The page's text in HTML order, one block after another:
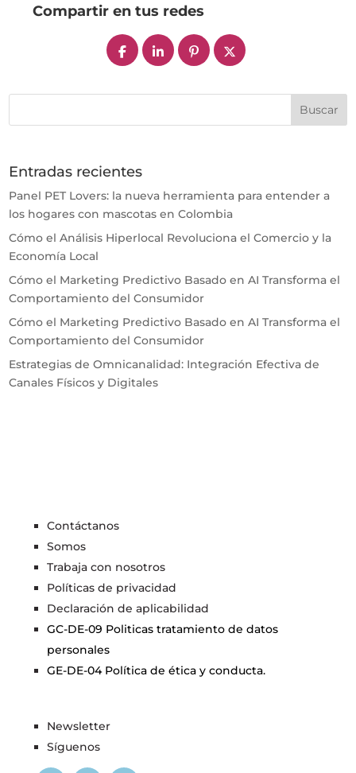
Compartir en tus redes
Entradas recientes
Panel PET Lovers: la nueva herramienta para entender a
los hogares con mascotas en Colombia
Cómo el Análisis Hiperlocal Revoluciona el Comercio y la
Economía Local
Cómo el Marketing Predictivo Basado en AI Transforma el
Comportamiento del Consumidor
Cómo el Marketing Predictivo Basado en AI Transforma el
Comportamiento del Consumidor
Estrategias de Omnicanalidad: Integración Efectiva de
Canales Físicos y Digitales
Contáctanos
Somos
Trabaja con nosotros
Políticas de privacidad
Declaración de aplicabilidad
GC-DE-09 Politicas tratamiento de datos
personales
GE-DE-04 Política de ética y conducta.
Newsletter
Síguenos